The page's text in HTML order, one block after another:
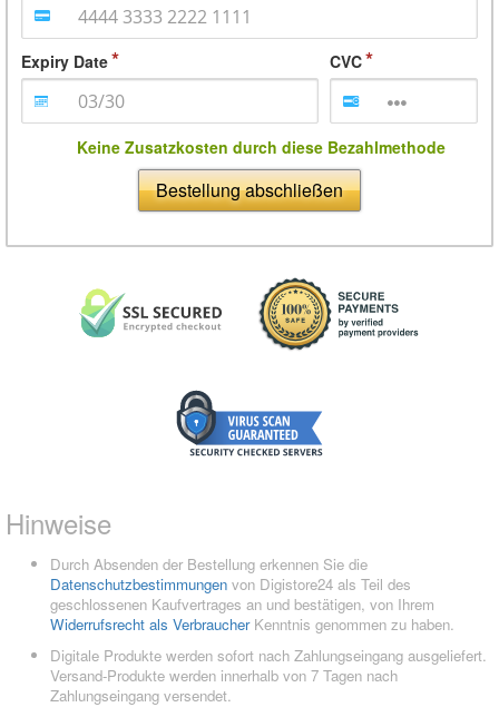
Expiry Date CVC
Keine Zusatzkosten durch diese Bezahlmethode
Bestellung abschließen
Hinweise
Durch Absenden der Bestellung erkennen Sie die
Datenschutzbestimmungen von Digistore24 als Teil des
geschlossenen Kaufvertrages an und bestätigen, von Ihrem
Widerrufsrecht als VerbraucherKenntnis genommen zu haben.
Digitale Produkte werden sofort nach Zahlungseingang ausgeliefert.
Versand-Produkte werden innerhalb von 7 Tagen nach
Zahlungseingang versendet.